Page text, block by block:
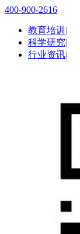
400-900-2616
教育培训 |
科学研究|
行业资讯|